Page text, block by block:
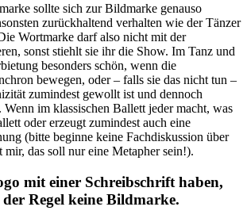
sollte sich zur Bildmarke genauso
zurückhaltend verhalten wie der Tänzer
Wortmarke darf also nicht mit der
sonst stiehlt sie ihr die Show. Im Tanz und
besonders schön, wenn die
bewegen, oder – falls sie das nicht tun –
zumindest gewollt ist und dennoch
Wenn im klassischen Ballett jeder macht, was
oder erzeugt zumindest auch eine
(bitte beginne keine Fachdiskussion über
das soll nur eine Metapher sein!).
mit einer Schreibschrift haben,
Regel keine Bildmarke.